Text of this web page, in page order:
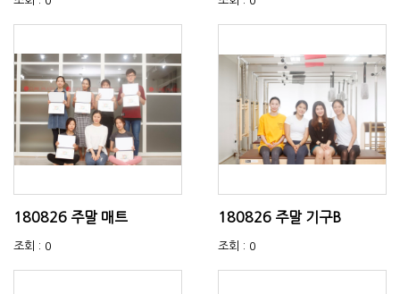
180826 주말 매트
조회 : 0
180826 주말 기구B
조회 : 0